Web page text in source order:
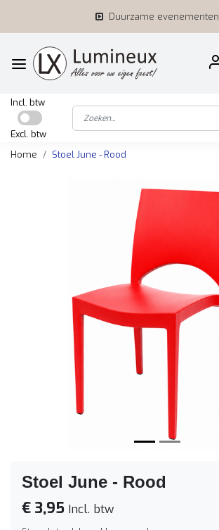
Duurzame evenementen
Incl. btw
Excl. btw
Home
Stoel June - Rood
Stoel June - Rood
€ 3,95 Incl. btw